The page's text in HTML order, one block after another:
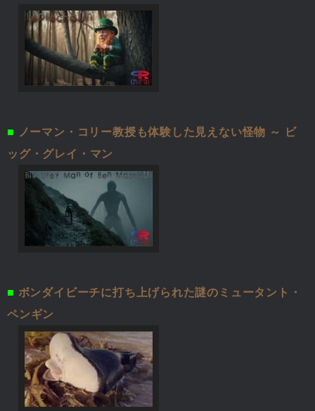
■
ノーマン・コリー教授も体験した見えない怪物 ～ ビ
ッグ・グレイ・マン
■ ボンダイビーチに打ち上げられた謎のミュータント・
ペンギン